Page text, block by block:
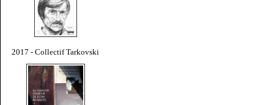
2017 - Collectif Tarkovski